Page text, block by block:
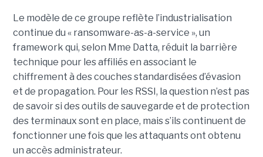
Le modèle de ce groupe reflète l’industrialisation
continue du « ransomware-as-a-service », un
framework qui, selon Mme Datta, réduit la barrière
technique pour les affiliés en associant le
chiffrement à des couches standardisées d’évasion
et de propagation. Pour les RSSI, la question n’est pas
de savoir si des outils de sauvegarde et de protection
des terminaux sont en place, mais s’ils continuent de
fonctionner une fois que les attaquants ont obtenu
un accès administrateur.